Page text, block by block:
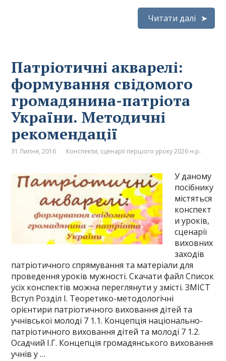
Читати далі
Патріотичні акварелі:
формування свідомого
громадянина-патріота
України. Методичні
рекомендації
31 Липня, 2016 Конспекти, сценарії першого уроку 2026 н.р.
У даному
посібнику
містяться
конспект
и уроків,
сценарії
виховних
заходів
патріотичного спрямування та матеріали для
проведення уроків мужності. Скачати файл Список
усіх конспектів можна переглянути у змісті. ЗМІСТ
Вступ Розділ І. Теоретико-методологічні
орієнтири патріотичного виховання дітей та
учнівської молоді 7 1.1. Концепція національно-
патріотичного виховання дітей та молоді 7 1.2.
Осадчий І.Г. Концепція громадянського виховання
учнів у …